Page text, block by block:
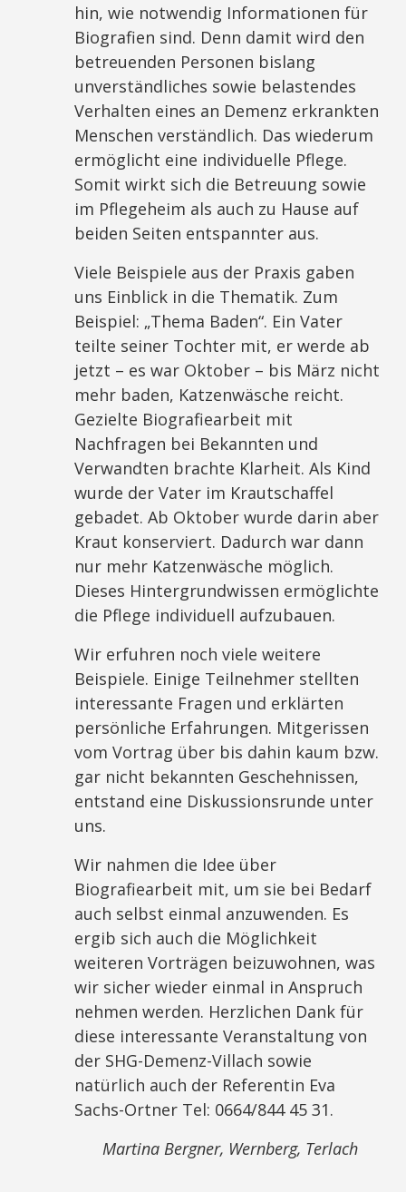
hin, wie notwendig Informationen für
Biografien sind. Denn damit wird den
betreuenden Personen bislang
unverständliches sowie belastendes
Verhalten eines an Demenz erkrankten
Menschen verständlich. Das wiederum
ermöglicht eine individuelle Pflege.
Somit wirkt sich die Betreuung sowie
im Pflegeheim als auch zu Hause auf
beiden Seiten entspannter aus.
Viele Beispiele aus der Praxis gaben
uns Einblick in die Thematik. Zum
Beispiel: „Thema Baden“. Ein Vater
teilte seiner Tochter mit, er werde ab
jetzt – es war Oktober – bis März nicht
mehr baden, Katzenwäsche reicht.
Gezielte Biografiearbeit mit
Nachfragen bei Bekannten und
Verwandten brachte Klarheit. Als Kind
wurde der Vater im Krautschaffel
gebadet. Ab Oktober wurde darin aber
Kraut konserviert. Dadurch war dann
nur mehr Katzenwäsche möglich.
Dieses Hintergrundwissen ermöglichte
die Pflege individuell aufzubauen.
Wir erfuhren noch viele weitere
Beispiele. Einige Teilnehmer stellten
interessante Fragen und erklärten
persönliche Erfahrungen. Mitgerissen
vom Vortrag über bis dahin kaum bzw.
gar nicht bekannten Geschehnissen,
entstand eine Diskussionsrunde unter
uns.
Wir nahmen die Idee über
Biografiearbeit mit, um sie bei Bedarf
auch selbst einmal anzuwenden. Es
ergib sich auch die Möglichkeit
weiteren Vorträgen beizuwohnen, was
wir sicher wieder einmal in Anspruch
nehmen werden. Herzlichen Dank für
diese interessante Veranstaltung von
der SHG-Demenz-Villach sowie
natürlich auch der Referentin Eva
Sachs-Ortner Tel: 0664/844 45 31.
Martina Bergner, Wernberg, Terlach